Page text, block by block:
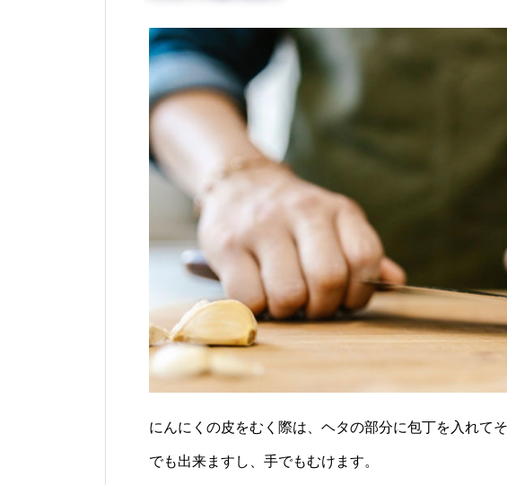
にんにくの皮をむく際は、ヘタの部分に包丁を入れて
でも出来ますし、手でもむけます。